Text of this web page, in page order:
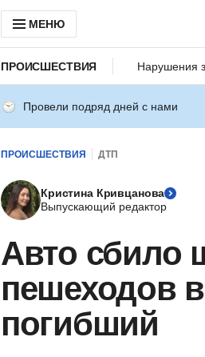
МЕНЮ
ПРОИСШЕСТВИЯ Нарушения
Провели подряд дней с нами
ПРОИСШЕСТВИЯ ДТП
Кристина Кривцанова
Выпускающий редактор
Авто сбило
пешеходов
погибший